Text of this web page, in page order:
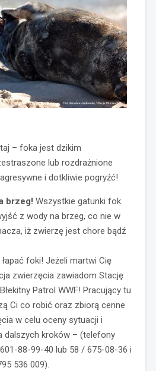
– foka jest dzikim
lub rozdrażnione
i dotkliwie pogryźć!
brzeg! Wszystkie gatunki fok
z wody na brzeg, co nie w
iż zwierzę jest chore bądź
foki! Jeżeli martwi Cię
zwierzęcia zawiadom Stację
Patrol WWF! Pracujący tu
Ci co robić oraz zbiorą cenne
w celu oceny sytuacji i
dalszych kroków – (telefony
88-99-40 lub 58 / 675-08-36 i
536 009).